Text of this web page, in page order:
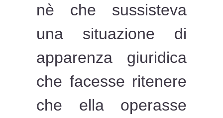
nè che sussisteva
una situazione di
apparenza giuridica
che facesse ritenere
che ella operasse